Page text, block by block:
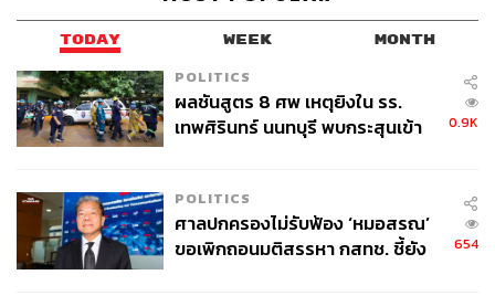
247
TODAY WEEK MONTH
POLITICS
ผลชันสูตร 8 ศพ เหตุยิงใน รร.
เทพศิรินทร์ นนทบุรี พบกระสุนเข้า
0.9K
POLITICS
ศาลปกครองไม่รับฟ้อง ‘หมอสรณ’
ขอเพิกถอนมติสรรหา กสทช. ชี้ยัง
654